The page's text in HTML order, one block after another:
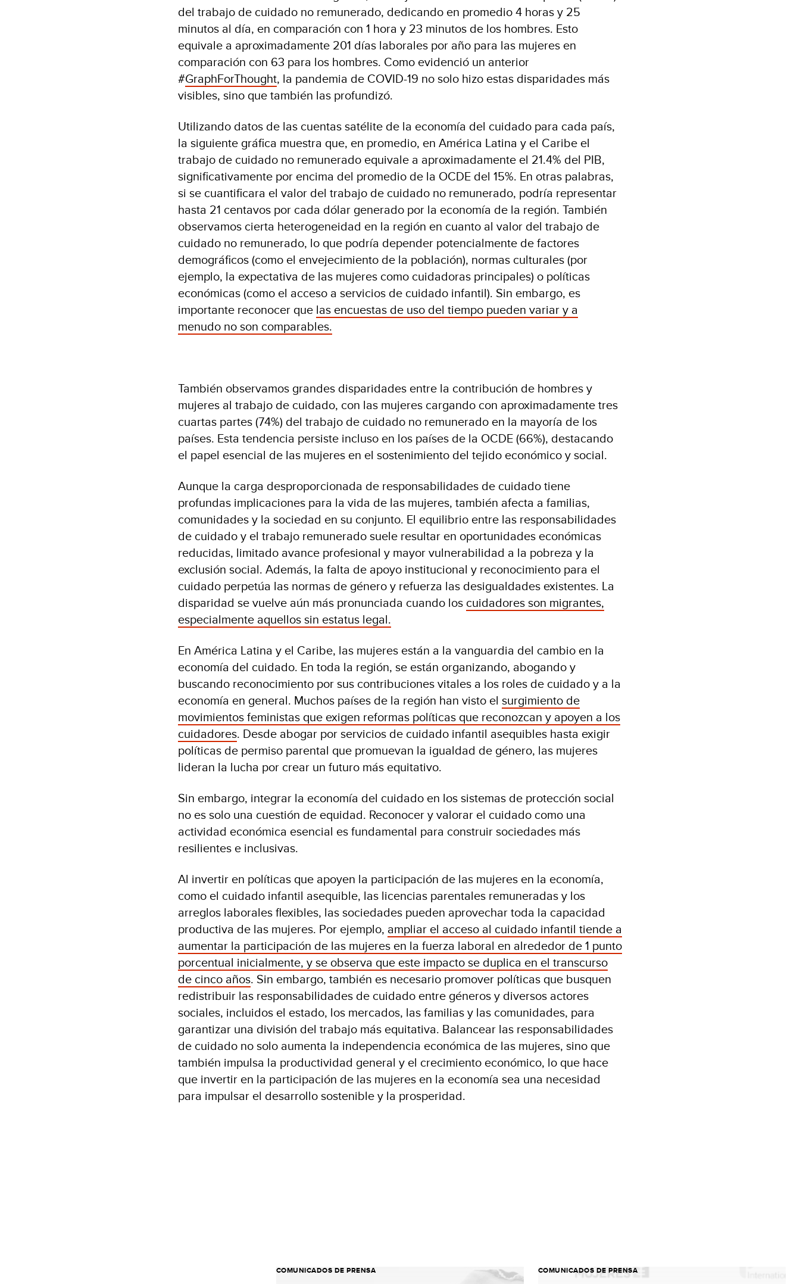
del trabajo de cuidado no remunerado, dedicando en promedio 4 horas y 25
minutos al día, en comparación con 1 hora y 23 minutos de los hombres. Esto
equivale a aproximadamente 201 días laborales por año para las mujeres en
comparación con 63 para los hombres. Como evidenció un anterior
#GraphForThought, la pandemia de COVID-19 no solo hizo estas disparidades más
visibles, sino que también las profundizó.
Utilizando datos de las cuentas satélite de la economía del cuidado para cada país,
la siguiente gráfica muestra que, en promedio, en América Latina y el Caribe el
trabajo de cuidado no remunerado equivale a aproximadamente el 21.4% del PIB,
significativamente por encima del promedio de la OCDE del 15%. En otras palabras,
si se cuantificara el valor del trabajo de cuidado no remunerado, podría representar
hasta 21 centavos por cada dólar generado por la economía de la región. También
observamos cierta heterogeneidad en la región en cuanto al valor del trabajo de
cuidado no remunerado, lo que podría depender potencialmente de factores
demográficos (como el envejecimiento de la población), normas culturales (por
ejemplo, la expectativa de las mujeres como cuidadoras principales) o políticas
económicas (como el acceso a servicios de cuidado infantil). Sin embargo, es
importante reconocer que las encuestas de uso del tiempo pueden variar y a
menudo no son comparables.
También observamos grandes disparidades entre la contribución de hombres y
mujeres al trabajo de cuidado, con las mujeres cargando con aproximadamente tres
cuartas partes (74%) del trabajo de cuidado no remunerado en la mayoría de los
países. Esta tendencia persiste incluso en los países de la OCDE (66%), destacando
el papel esencial de las mujeres en el sostenimiento del tejido económico y social.
Aunque la carga desproporcionada de responsabilidades de cuidado tiene
profundas implicaciones para la vida de las mujeres, también afecta a familias,
comunidades y la sociedad en su conjunto. El equilibrio entre las responsabilidades
de cuidado y el trabajo remunerado suele resultar en oportunidades económicas
reducidas, limitado avance profesional y mayor vulnerabilidad a la pobreza y la
exclusión social. Además, la falta de apoyo institucional y reconocimiento para el
cuidado perpetúa las normas de género y refuerza las desigualdades existentes. La
disparidad se vuelve aún más pronunciada cuando los cuidadores son migrantes,
especialmente aquellos sin estatus legal.
En América Latina y el Caribe, las mujeres están a la vanguardia del cambio en la
economía del cuidado. En toda la región, se están organizando, abogando y
buscando reconocimiento por sus contribuciones vitales a los roles de cuidado y a la
economía en general. Muchos países de la región han visto el surgimiento de
movimientos feministas que exigen reformas políticas que reconozcan y apoyen a los
cuidadores. Desde abogar por servicios de cuidado infantil asequibles hasta exigir
políticas de permiso parental que promuevan la igualdad de género, las mujeres
lideran la lucha por crear un futuro más equitativo.
Sin embargo, integrar la economía del cuidado en los sistemas de protección social
no es solo una cuestión de equidad. Reconocer y valorar el cuidado como una
actividad económica esencial es fundamental para construir sociedades más
resilientes e inclusivas.
Al invertir en políticas que apoyen la participación de las mujeres en la economía,
como el cuidado infantil asequible, las licencias parentales remuneradas y los
arreglos laborales flexibles, las sociedades pueden aprovechar toda la capacidad
productiva de las mujeres. Por ejemplo, ampliar el acceso al cuidado infantil tiende a
aumentar la participación de las mujeres en la fuerza laboral en alrededor de 1 punto
porcentual inicialmente, y se observa que este impacto se duplica en el transcurso
de cinco años. Sin embargo, también es necesario promover políticas que busquen
redistribuir las responsabilidades de cuidado entre géneros y diversos actores
sociales, incluidos el estado, los mercados, las familias y las comunidades, para
garantizar una división del trabajo más equitativa. Balancear las responsabilidades
de cuidado no solo aumenta la independencia económica de las mujeres, sino que
también impulsa la productividad general y el crecimiento económico, lo que hace
que invertir en la participación de las mujeres en la economía sea una necesidad
para impulsar el desarrollo sostenible y la prosperidad.
COMUNICADOS DE PRENSA COMUNICADOS DE PRENSA